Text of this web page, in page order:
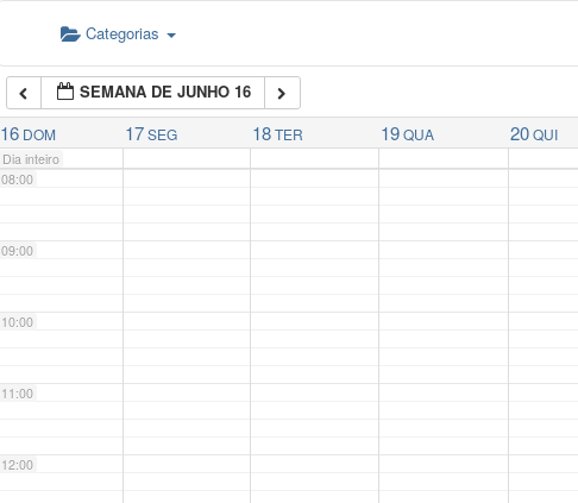
Categorias
SEMANA DE JUNHO 16
16 DOM 17 SEG 18 TER 19 QUA 20 QUI
Dia inteiro
07:00
08:00
09:00
10:00
11:00
12:00